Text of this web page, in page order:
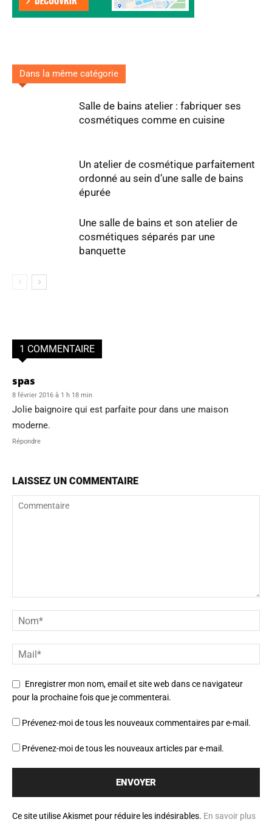
Dans la même catégorie
Salle de bains atelier : fabriquer ses
cosmétiques comme en cuisine
Un atelier de cosmétique parfaitement
ordonné au sein d’une salle de bains
épurée
Une salle de bains et son atelier de
cosmétiques séparés par une
banquette
1 COMMENTAIRE
spas
8 février 2016 à 1 h 18 min
Jolie baignoire qui est parfaite pour dans une maison
moderne.
Répondre
LAISSEZ UN COMMENTAIRE
Enregistrer mon nom, email et site web dans ce navigateur
pour la prochaine fois que je commenterai.
Prévenez-moi de tous les nouveaux commentaires par e-mail.
Prévenez-moi de tous les nouveaux articles par e-mail.
Ce site utilise Akismet pour réduire les indésirables. En savoir plus